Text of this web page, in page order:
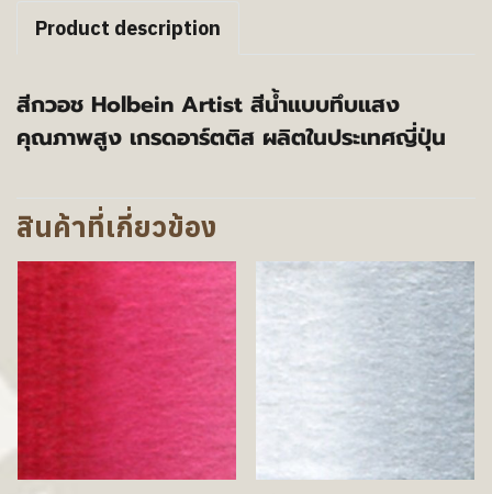
Product description
สีกวอช Holbein Artist สีน้ำแบบทึบแสง
คุณภาพสูง เกรดอาร์ตติส ผลิตในประเทศญี่ปุ่น
สินค้าที่เกี่ยวข้อง